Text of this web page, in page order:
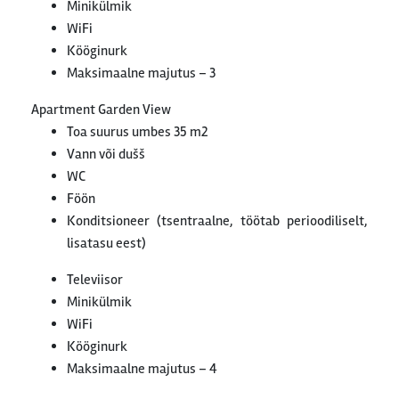
Minikülmik
WiFi
Kööginurk
Maksimaalne majutus – 3
Apartment Garden View
Toa suurus umbes 35 m2
Vann või dušš
WC
Föön
Konditsioneer (tsentraalne, töötab perioodiliselt,
lisatasu eest)
Televiisor
Minikülmik
WiFi
Kööginurk
Maksimaalne majutus – 4